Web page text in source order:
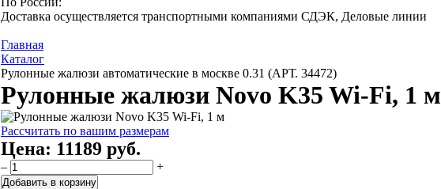
Доставка осуществляется транспортными компаниями СДЭК, Деловые линии
Главная
Каталог
Рулонные жалюзи автоматические в москве 0.31 (АРТ. 34472)
Рулонные жалюзи Novo K35 Wi-Fi, 1 м
Рассчитать по вашим размерам
Цена: 11189 руб.
– +
Добавить в корзину